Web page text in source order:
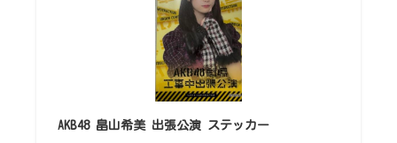
AKB48 畠山希美 出張公演 ステッカー